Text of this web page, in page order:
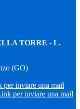
TORRE - L.
(GO)
per inviare una mail
per inviare una mail